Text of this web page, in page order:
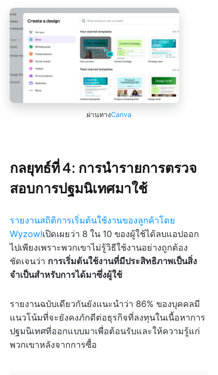
ผ่านทางCanva
กลยุทธ์ที่ 4: การนำรายการตรวจ
สอบการปฐมนิเทศมาใช้
รายงานสถิติการเริ่มต้นใช้งานของลูกค้าโดย
Wyzowlเปิดเผยว่า 8 ใน 10 ของผู้ใช้ได้ลบแอปออก
ไปเพียงเพราะพวกเขาไม่รู้วิธีใช้งานอย่างถูกต้อง
ชัดเจนว่า การเริ่มต้นใช้งานที่มีประสิทธิภาพเป็นสิ่ง
จำเป็นสำหรับการได้มาซึ่งผู้ใช้
รายงานฉบับเดียวกันยังแนะนำว่า 86% ของบุคคลมี
แนวโน้มที่จะยังคงภักดีต่อธุรกิจที่ลงทุนในเนื้อหาการ
ปฐมนิเทศที่ออกแบบมาเพื่อต้อนรับและให้ความรู้แก่
พวกเขาหลังจากการซื้อ